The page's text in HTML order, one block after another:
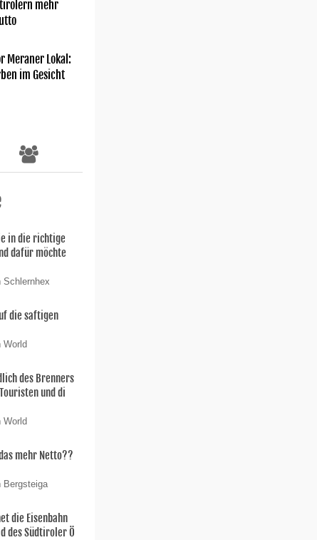
mehr
Meraner Lokal:
im Gesicht
in die richtige
dafür möchte
Schlernhex
die saftigen
World
des Brenners
und di
World
mehr Netto??
Bergsteiga
die Eisenbahn
des Südtiroler Ö